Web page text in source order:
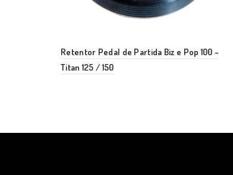
Retentor Pedal de Partida Biz e Pop 100 –
Titan 125 / 150